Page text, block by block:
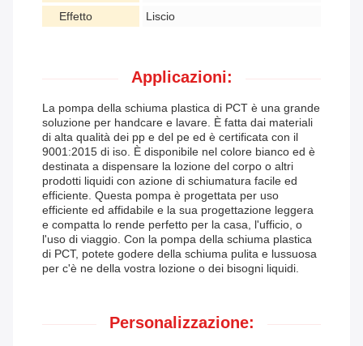
Effetto
Liscio
Applicazioni:
La pompa della schiuma plastica di PCT è una grande
soluzione per handcare e lavare. È fatta dai materiali
di alta qualità dei pp e del pe ed è certificata con il
9001:2015 di iso. È disponibile nel colore bianco ed è
destinata a dispensare la lozione del corpo o altri
prodotti liquidi con azione di schiumatura facile ed
efficiente. Questa pompa è progettata per uso
efficiente ed affidabile e la sua progettazione leggera
e compatta lo rende perfetto per la casa, l'ufficio, o
l'uso di viaggio. Con la pompa della schiuma plastica
di PCT, potete godere della schiuma pulita e lussuosa
per c'è ne della vostra lozione o dei bisogni liquidi.
Personalizzazione: